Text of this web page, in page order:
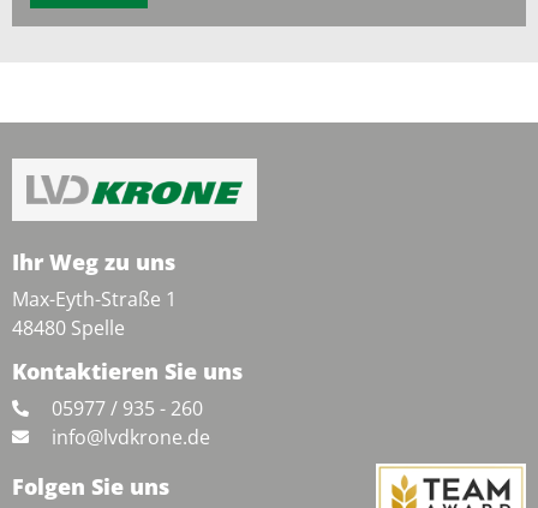
Ihr Weg zu uns
Max-Eyth-Straße 1
48480 Spelle
Kontaktieren Sie uns
05977 / 935 - 260
info@lvdkrone.de
Folgen Sie uns